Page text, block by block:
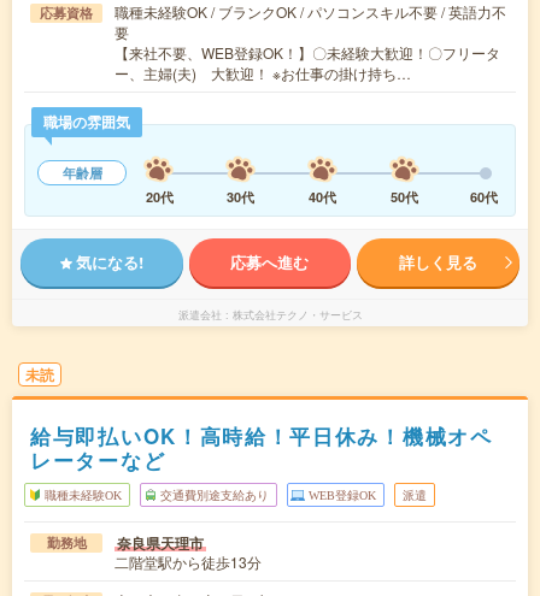
応募資格
職種未経験OK / ブランクOK / パソコンスキル不要 / 英語力不
要
【来社不要、WEB登録OK！】〇未経験大歓迎！〇フリータ
ー、主婦(夫) 大歓迎！ ※お仕事の掛け持ち…
職場の雰囲気
年齢層
20代
30代 40代 50代 60代
気になる! 応募へ進む 詳しく見る
派遣会社 株式会社テクノ・サービス
未読
給与即払いOK！高時給！平日休み！機械オペ
レーターなど
職種未経験OK 交通費別途支給あり WEB登録OK 派遣
勤務地 奈良県天理市
二階堂駅から徒歩13分